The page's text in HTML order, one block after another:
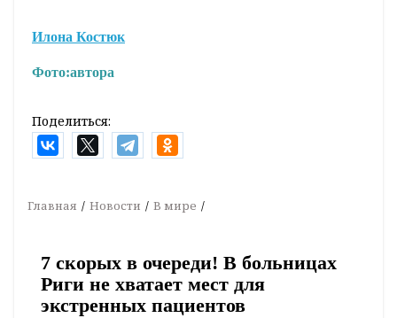
Илона Костюк
Фото:автора
Поделиться:
Главная Новости В мире
7 скорых в очереди! В больницах
Риги не хватает мест для
экстренных пациентов